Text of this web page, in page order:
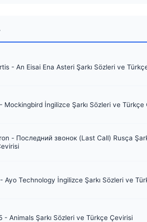
- An Eisai Ena Asteri Şarkı Sözleri ve
Mockingbird İngilizce Şarkı Sözleri ve Türkçe
- Последний звонок (Last Call) Rusça
Ayo Technology İngilizce Şarkı Sözleri ve
- Animals Şarkı Sözleri ve Türkçe Çevirisi